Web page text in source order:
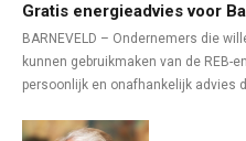
Gratis energieadvies voor
BARNEVELD – Ondernemers die
kunnen gebruikmaken van de REB-
persoonlijk en onafhankelijk advies